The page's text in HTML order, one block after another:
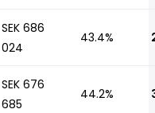
SEK 686
024
43.4%
SEK 676
685
44.2%